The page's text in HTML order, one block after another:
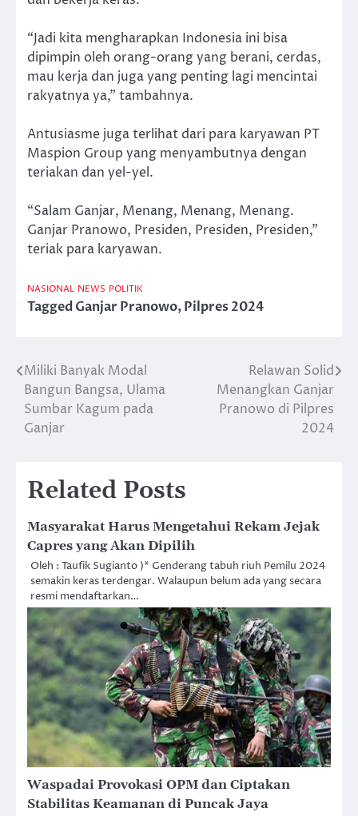
“Jadi kita mengharapkan Indonesia ini bisa
dipimpin oleh orang-orang yang berani, cerdas,
mau kerja dan juga yang penting lagi mencintai
rakyatnya ya,” tambahnya.
Antusiasme juga terlihat dari para karyawan PT
Maspion Group yang menyambutnya dengan
teriakan dan yel-yel.
“Salam Ganjar, Menang, Menang, Menang.
Ganjar Pranowo, Presiden, Presiden, Presiden,”
teriak para karyawan.
NASIONAL NEWS POLITIK
TaggedGanjar Pranowo,Pilpres 2024
Post
navigation
Miliki Banyak Modal
Bangun Bangsa, Ulama
Sumbar Kagum pada
Ganjar
Relawan Solid
Menangkan Ganjar
Pranowo di Pilpres
2024
Related Posts
Masyarakat Harus Mengetahui Rekam Jejak
Capres yang Akan Dipilih
Oleh : Taufik Sugianto )* Genderang tabuh riuh Pemilu 2024
semakin keras terdengar. Walaupun belum ada yang secara
resmi mendaftarkan…
Waspadai Provokasi OPM dan Ciptakan
Stabilitas Keamanan di Puncak Jaya